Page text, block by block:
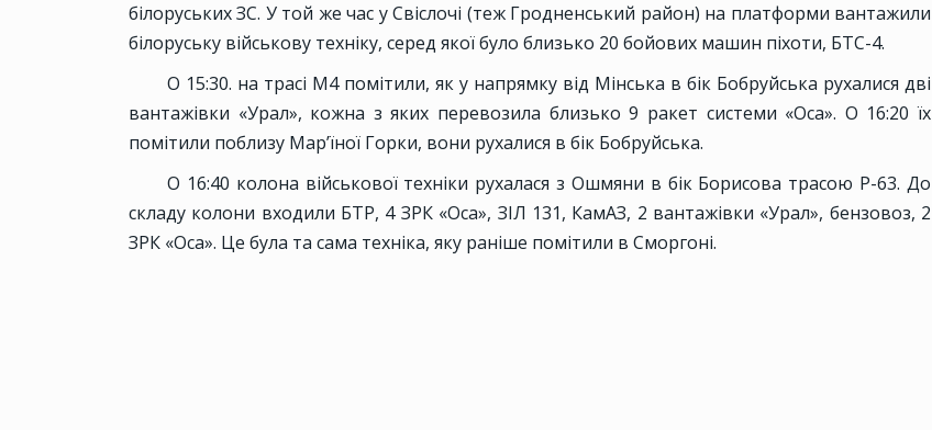
білоруських ЗС. У той же час у Свіслочі (теж Гродненський район) на платформи вантажили
білоруську військову техніку, серед якої було близько 20 бойових машин піхоти, БТС-4.
О 15:30. на трасі М4 помітили, як у напрямку від Мінська в бік Бобруйська рухалися дві
вантажівки «Урал», кожна з яких перевозила близько 9 ракет системи «Оса». О 16:20 їх
помітили поблизу Мар’їної Горки, вони рухалися в бік Бобруйська.
О 16:40 колона військової техніки рухалася з Ошмяни в бік Борисова трасою Р-63. До
складу колони входили БТР, 4 ЗРК «Оса», ЗІЛ 131, КамАЗ, 2 вантажівки «Урал», бензовоз, 2
ЗРК «Оса». Це була та сама техніка, яку раніше помітили в Сморгоні.